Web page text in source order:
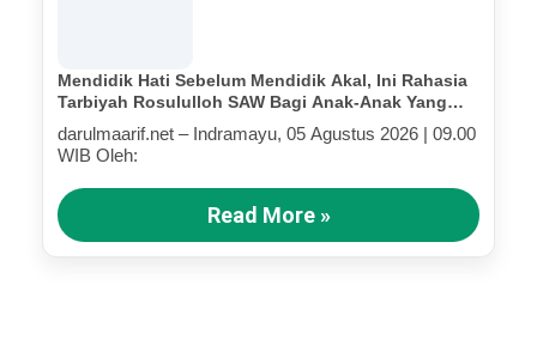
Mendidik Hati Sebelum Mendidik Akal, Ini Rahasia
Tarbiyah Rosululloh SAW Bagi Anak-Anak Yang
Terluka (Bagian III)
darulmaarif.net – Indramayu, 05 Agustus 2026 | 09.00
WIB Oleh:
Read More »